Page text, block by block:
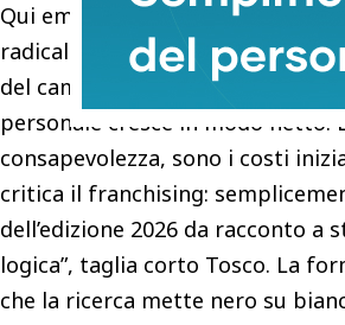
Qui emerge il dato più
radicalmente atteggiamento: i
del campione generale —
personale cresce in modo netto.
consapevolezza, sono i costi
critica il franchising:
dell’edizione 2026 da racconto
logica”, taglia corto Tosco. La
che la ricerca mette nero su